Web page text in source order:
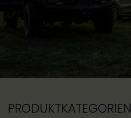
PRODUKTKATEGORIEN